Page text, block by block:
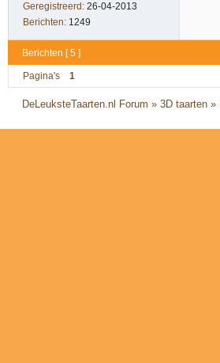
Geregistreerd: 26-04-2013
Berichten: 1249
Berichten [ 5 ]
Pagina's 1
DeLeuksteTaarten.nl Forum »3D taarten »